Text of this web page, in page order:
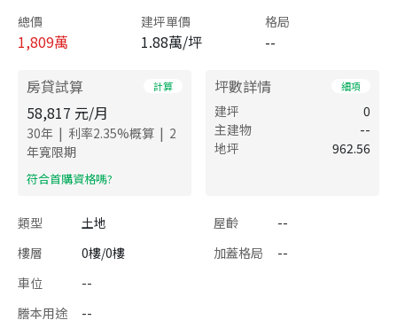
總價
1,809萬
建坪單價
1.88萬/坪
格局
--
房貸試算 計算
58,817 元/月
30年 | 利率2.35%概算 | 2
年寬限期
​符合首購資格嗎?
坪數詳情 細項
建坪
0
主建物
--
地坪
962.56
類型 土地 屋齡
--
樓層
0樓/0樓 加蓋格局
--
車位
--
謄本用途
--